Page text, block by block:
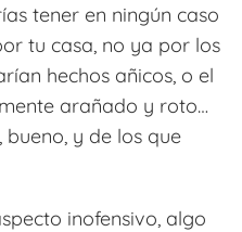
tener en ningún caso
tu casa, no ya por los
hechos añicos, o el
arañado y roto…
y de los que
inofensivo, algo